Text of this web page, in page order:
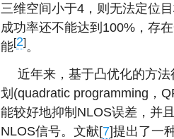
三维空间小于4，则无法定位
成功率还不能达到100%，存
能[2]。
近年来，基于凸优化的方
划(quadratic programming，
能较好地抑制NLOS误差，并
NLOS信号。文献[7]提出了一